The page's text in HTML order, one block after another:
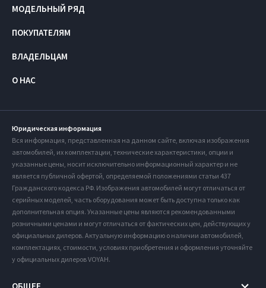
МОДЕЛЬНЫЙ РЯД
ПОКУПАТЕЛЯМ
ВЛАДЕЛЬЦАМ
О НАС
Юридическая информация
Вся информация, представленная на данном сайте, включая изображения
автомобилей, их комплектации, технические характеристики, опции и
указанные цены, носит исключительно информационный характер и не
является публичной офертой, определяемой положениями статьи 437
Гражданского кодекса РФ. Изображения автомобилей могут отличаться от
серийных моделей, часть оборудования может быть доступна только как
дополнительная опция. Указанные цены являются рекомендованными
розничными ценами и могут отличаться от фактических цен, действующих у
официальных дилеров. Актуальную информацию о наличии автомобилей,
комплектациях, стоимости, условиях приобретения и оформления уточняйте
у официальных дилеров VOYAH.